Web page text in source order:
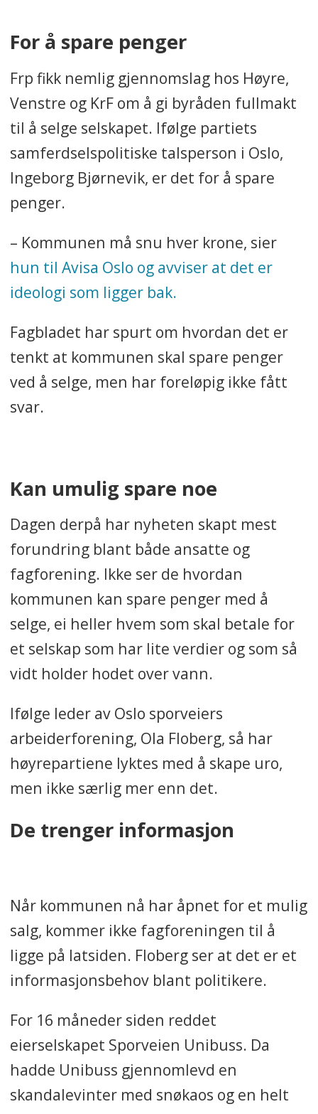
Kjører mellom 60 og 70 prosent av
rutetrafikken i Oslo. I tillegg driver
selskapet turtrafikk gjennom
datterselskapet Unibuss Express.
For å spare penger
Frp fikk nemlig gjennomslag hos Høyre,
Venstre og KrF om å gi byråden fullmakt
til å selge selskapet. Ifølge partiets
samferdselspolitiske talsperson i Oslo,
Ingeborg Bjørnevik, er det for å spare
penger.
– Kommunen må snu hver krone, sier
hun til Avisa Oslo og avviser at det er
ideologi som ligger bak.
Fagbladet har spurt om hvordan det er
tenkt at kommunen skal spare penger
ved å selge, men har foreløpig ikke fått
svar.
Kan umulig spare noe
Dagen derpå har nyheten skapt mest
forundring blant både ansatte og
fagforening. Ikke ser de hvordan
kommunen kan spare penger med å
selge, ei heller hvem som skal betale for
et selskap som har lite verdier og som så
vidt holder hodet over vann.
Ifølge leder av Oslo sporveiers
arbeiderforening, Ola Floberg, så har
høyrepartiene lyktes med å skape uro,
men ikke særlig mer enn det.
De trenger informasjon
Når kommunen nå har åpnet for et mulig
salg, kommer ikke fagforeningen til å
ligge på latsiden. Floberg ser at det er et
informasjonsbehov blant politikere.
For 16 måneder siden reddet
eierselskapet Sporveien Unibuss. Da
hadde Unibuss gjennomlevd en
skandalevinter med snøkaos og en helt